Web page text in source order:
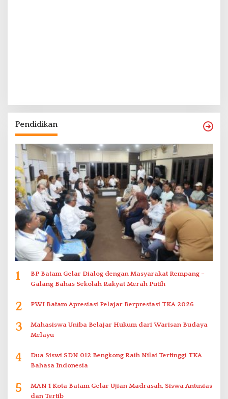
Pendidikan
1
BP Batam Gelar Dialog dengan Masyarakat Rempang –
Galang Bahas Sekolah Rakyat Merah Putih
2 PWI Batam Apresiasi Pelajar Berprestasi TKA 2026
3
Mahasiswa Uniba Belajar Hukum dari Warisan Budaya
Melayu
4
Dua Siswi SDN 012 Bengkong Raih Nilai Tertinggi TKA
Bahasa Indonesia
5
MAN 1 Kota Batam Gelar Ujian Madrasah, Siswa Antusias
dan Tertib